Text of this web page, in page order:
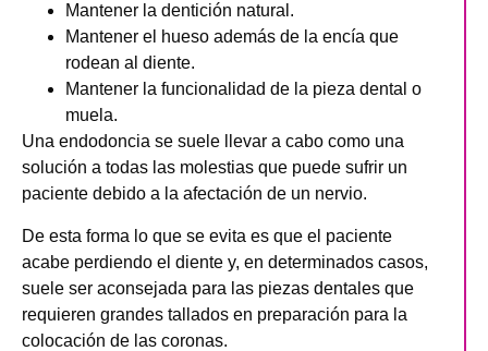
Mantener la dentición natural.
Mantener el hueso además de la encía que
rodean al diente.
Mantener la funcionalidad de la pieza dental o
muela.
Una endodoncia se suele llevar a cabo como una
solución a todas las molestias que puede sufrir un
paciente debido a la afectación de un nervio.
De esta forma lo que se evita es que el paciente
acabe perdiendo el diente y, en determinados casos,
suele ser aconsejada para las piezas dentales que
requieren grandes tallados en preparación para la
colocación de las coronas.